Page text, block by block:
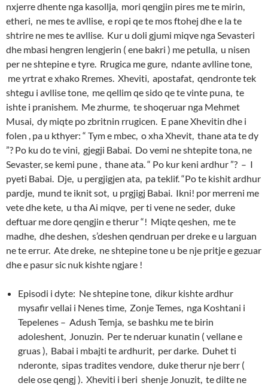
nxjerre dhente nga kasollja, mori qengjin pires me te mirin,
etheri, ne mes te avllise, e ropi qe te mos ftohej dhe e la te
shtrire ne mes te avllise. Kur u doli gjumi miqve nga Sevasteri
dhe mbasi hengren lengjerin ( ene bakri ) me petulla, u nisen
per ne shtepine e tyre. Rrugica me gure, ndante avlline tone,
me yrtrat e xhako Rremes. Xheviti, apostafat, qendronte tek
shtegu i avllise tone, me qellim qe sido qe te vinte puna, te
ishte i pranishem. Me zhurme, te shoqeruar nga Mehmet
Musai, dy miqte po zbritnin rrugicen. E pane Xhevitin dhe i
folen , pa u kthyer: “ Tym e mbec, o xha Xhevit, thane ata te dy
”? Po ku do te vini, gjegji Babai. Do vemi ne shtepite tona, ne
Sevaster, se kemi pune , thane ata. “ Po kur keni ardhur ”? – I
pyeti Babai. Dje, u pergjigjen ata, pa teklif. “Po te kishit ardhur
pardje, mund te iknit sot, u prgjigj Babai. Ikni! por merreni me
vete dhe kete, u tha Ai miqve, per ti vene ne seder, duke
deftuar me dore qengjin e therur “! Miqte qeshen, me te
madhe, dhe deshen, s’deshen qendruan per dreke e u larguan
ne te errur. Ate dreke, ne shtepine tone u be nje pritje e gezuar
dhe e pasur sic nuk kishte ngjare !
Episodi i dyte: Ne shtepine tone, dikur kishte ardhur
mysafir vellai i Nenes time, Zonje Temes, nga Koshtani i
Tepelenes – Adush Temja, se bashku me te birin
adoleshent, Jonuzin. Per te nderuar kunatin ( vellane e
gruas ), Babai i mbajti te ardhurit, per darke. Duhet ti
nderonte, sipas tradites vendore, duke therur nje berr (
dele ose qengj ). Xheviti i beri shenje Jonuzit, te dilte ne